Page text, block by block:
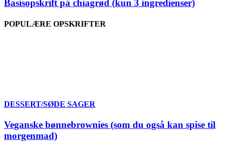
Basisopskrift på chiagrød (kun 3 ingredienser)
POPULÆRE OPSKRIFTER
DESSERT/SØDE SAGER
Veganske bønnebrownies (som du også kan spise til
morgenmad)